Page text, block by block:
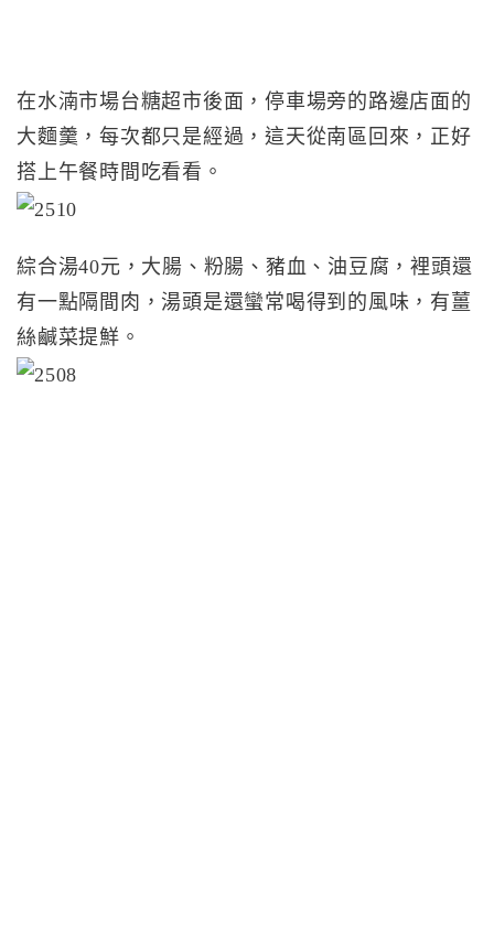
在水湳市場台糖超市後面，停車場旁的路邊店面的
大麵羹，每次都只是經過，這天從南區回來，正好
搭上午餐時間吃看看。
綜合湯40元，大腸、粉腸、豬血、油豆腐，裡頭還
有一點隔間肉，湯頭是還蠻常喝得到的風味，有薑
絲鹹菜提鮮。